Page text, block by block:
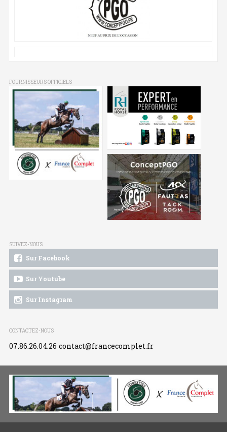
FOURNISSEURS OFFICIELS
SUIVEZ-NOUS
Sur Facebook
Sur Youtube
Sur Instagram
CONTACTEZ-NOUS
07.86.26.04.26 contact@francecomplet.fr